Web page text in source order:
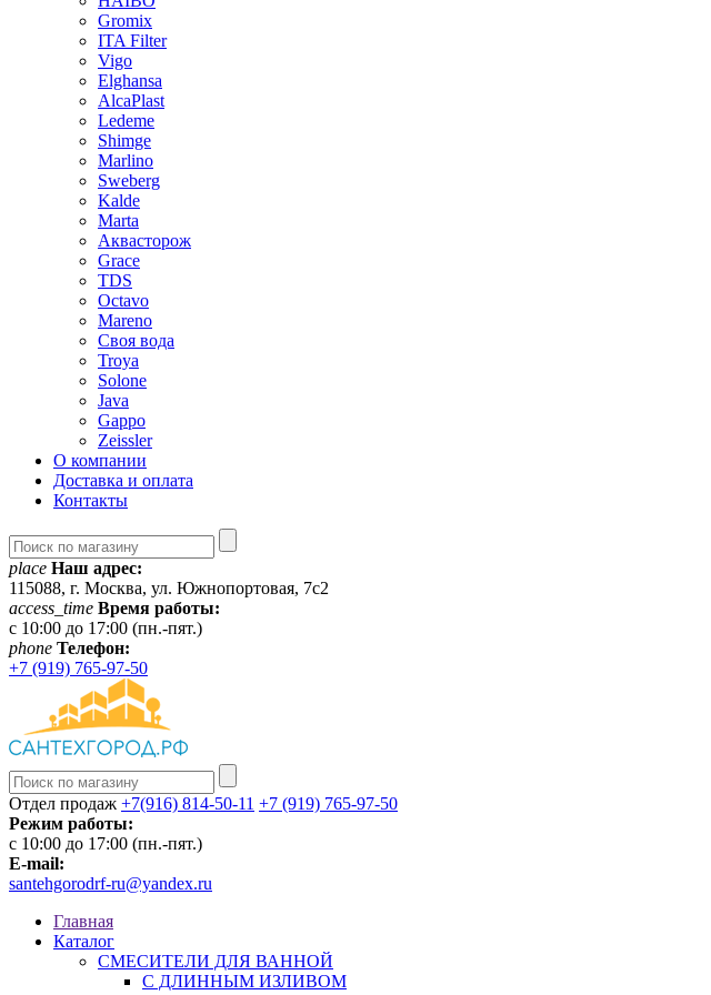
Gromix
ITA Filter
Vigo
Elghansa
AlcaPlast
Ledeme
Shimge
Marlino
Sweberg
Kalde
Marta
Аквасторож
Grace
TDS
Octavo
Mareno
Своя вода
Troya
Solone
Java
Gappo
Zeissler
О компании
Доставка и оплата
Контакты
place Наш адрес:
115088, г. Москва, ул. Южнопортовая, 7с2
access_time Время работы:
c 10:00 до 17:00 (пн.-пят.)
phone Телефон:
+7 (919) 765-97-50
Отдел продаж +7(916) 814-50-11 +7 (919) 765-97-50
Режим работы:
c 10:00 до 17:00 (пн.-пят.)
E-mail:
santehgorodrf-ru@yandex.ru
Главная
Каталог
СМЕСИТЕЛИ ДЛЯ ВАННОЙ
С ДЛИННЫМ ИЗЛИВОМ